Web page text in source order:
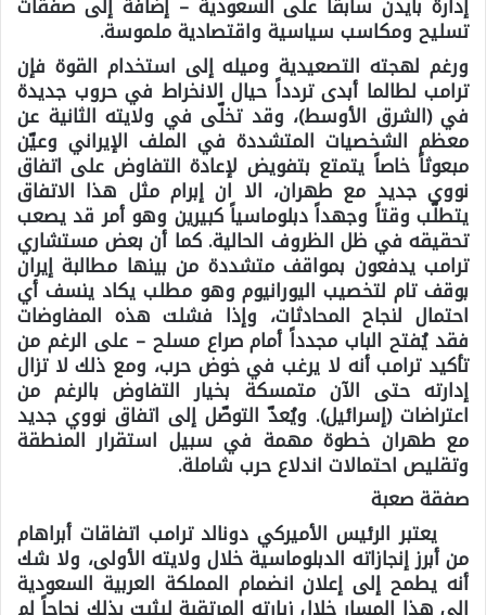
تسليح ومكاسب سياسية واقتصادية ملموسة.
ورغم لهجته التصعيدية وميله إلى استخدام القوة فإن
ترامب لطالما أبدى تردداً حيال الانخراط في حروب جديدة
في (الشرق الأوسط)، وقد تخلّى في ولايته الثانية عن
معظم الشخصيات المتشددة في الملف الإيراني وعيّن
مبعوثاً خاصاً يتمتع بتفويض لإعادة التفاوض على اتفاق
نووي جديد مع طهران، الا ان إبرام مثل هذا الاتفاق
يتطلّب وقتاً وجهداً دبلوماسياً كبيرين وهو أمر قد يصعب
تحقيقه في ظل الظروف الحالية. كما أن بعض مستشاري
ترامب يدفعون بمواقف متشددة من بينها مطالبة إيران
بوقف تام لتخصيب اليورانيوم وهو مطلب يكاد ينسف أي
احتمال لنجاح المحادثات، وإذا فشلت هذه المفاوضات
فقد يُفتح الباب مجدداً أمام صراع مسلح – على الرغم من
تأكيد ترامب أنه لا يرغب في خوض حرب، ومع ذلك لا تزال
إدارته حتى الآن متمسكة بخيار التفاوض بالرغم من
اعتراضات (إسرائيل). ويُعدّ التوصّل إلى اتفاق نووي جديد
مع طهران خطوة مهمة في سبيل استقرار المنطقة
وتقليص احتمالات اندلاع حرب شاملة.
صفقة صعبة
يعتبر الرئيس الأميركي دونالد ترامب اتفاقات أبراهام
من أبرز إنجازاته الدبلوماسية خلال ولايته الأولى، ولا شك
أنه يطمح إلى إعلان انضمام المملكة العربية السعودية